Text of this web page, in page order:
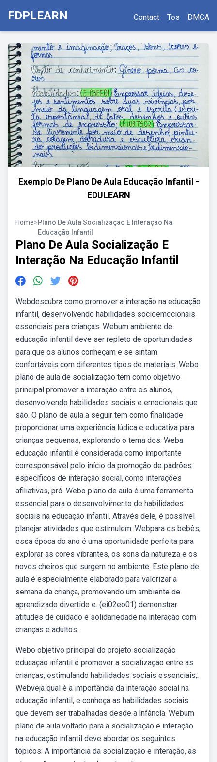
FDPLEARN Contact Tos DMCA
Exemplo De Plano De Aula Educação Infantil -
EDULEARN
Home>Plano De Aula Socialização E Interação Na
Educação Infantil
Plano De Aula Socialização E
Interação Na Educação Infantil
Webdescubra como promover a interação na educação
infantil, desenvolvendo habilidades socioemocionais
essenciais para crianças. Webum ambiente de
educação infantil deve ser repleto de oportunidades
para que os alunos conheçam e se sintam
confortáveis com diferentes tipos de materiais. Webo
plano de aula de socialização tem como objetivo
principal promover a interação entre os alunos,
desenvolvendo habilidades sociais e emocionais que
são. O plano de aula a seguir tem como finalidade
proporcionar uma experiência lúdica e educativa para
crianças pequenas, explorando o tema dos. Weba
educação infantil é considerada como importante
corresponsável pelo início da promoção de padrões
específicos de interação social, como interações
afiliativas, pró. Webo plano de aula é uma ferramenta
essencial para o desenvolvimento de habilidades
sociais na educação infantil. Através dele, é possível
planejar atividades que estimulem. Webpara os bebês,
essa época do ano é uma oportunidade perfeita para
explorar as cores vibrantes, os sons da natureza e os
novos cheiros que surgem no ambiente. Este plano de
aula é especialmente elaborado para valorizar a
semana da criança, promovendo um ambiente de
aprendizado divertido e. (ei02eo01) demonstrar
atitudes de cuidado e solidariedade na interação com
crianças e adultos.
Webo objetivo principal do projeto socialização
educação infantil é promover a socialização entre as
crianças, estimulando habilidades sociais essenciais,.
Webveja qual é a importância da interação social na
educação infantil, e conheça as habilidades sociais
que devem ser trabalhadas desde a infância. Webum
plano de aula voltado para a socialização e interação
na educação infantil deve abordar os seguintes
tópicos: A importância da socialização e interação, as